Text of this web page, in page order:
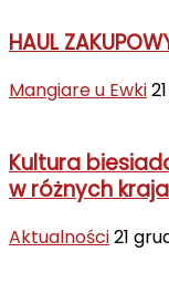
HAUL
Mangiare u Ewki
Kultura
w różnych
Aktualności21